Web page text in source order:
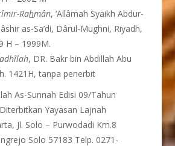
Rahmân, ‘Allâmah Syaikh Abdur-
as-Sa’di, Dârul-Mughni, Riyadh,
H – 1999M.
, DR. Bakr bin Abdillah Abu
1421H, tanpa penerbit
As-Sunnah Edisi 09/Tahun
Yayasan Lajnah
Jl. Solo – Purwodadi Km.8
Solo 57183 Telp. 0271-